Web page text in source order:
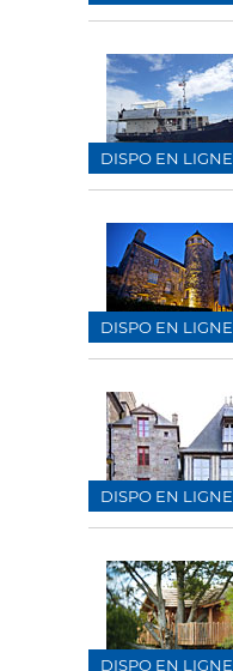
DISPO EN LIGNE
DISPO EN LIGNE
DISPO EN LIGNE
DISPO EN LIGNE